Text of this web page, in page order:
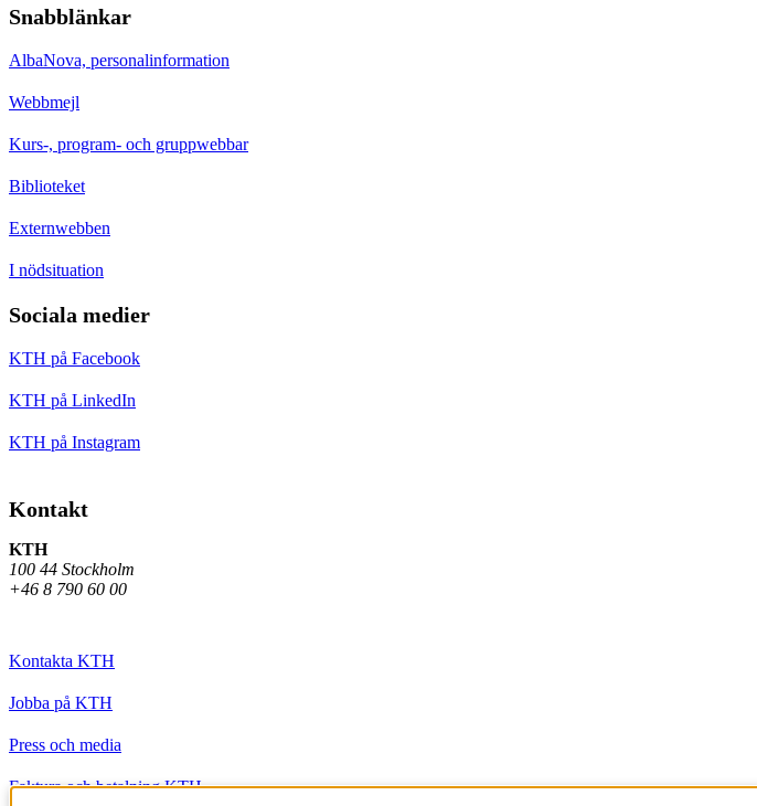
Snabblänkar
AlbaNova, personalinformation
Webbmejl
Kurs-, program- och gruppwebbar
Biblioteket
Externwebben
I nödsituation
Sociala medier
KTH på Facebook
KTH på LinkedIn
KTH på Instagram
Kontakt
KTH
100 44 Stockholm
+46 8 790 60 00
Kontakta KTH
Jobba på KTH
Press och media
Faktura och betalning KTH